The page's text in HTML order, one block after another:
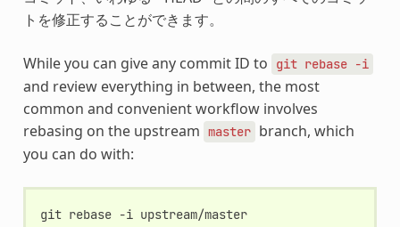
トを修正することができます。
While you can give any commit ID to git rebase -i
and review everything in between, the most
common and convenient workflow involves
rebasing on the upstream master branch, which
you can do with:
git rebase -i upstream/master